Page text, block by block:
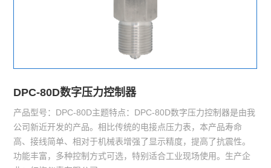
DPC-80D数字压力控制器
产品型号：DPC-80D主题特点：DPC-80D数字压力控制器是由我
公司新近开发的产品。相比传统的电接点压力表，本产品寿命
高、接线简单、相对于机械表增强了显示精度，提高了抗震性。
功能丰富，多种控制方式可选，特别适合工业现场使用。生产企